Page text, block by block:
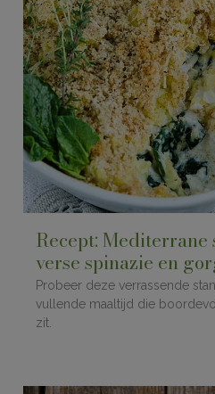
Recept: Mediterrane
verse spinazie en
Probeer deze verrassende
vullende maaltijd die
zit.